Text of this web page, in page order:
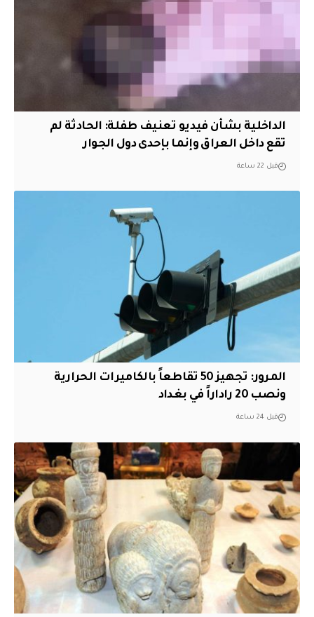
الداخلية بشأن فيديو تعنيف طفلة: الحادثة لم
تقع داخل العراق وإنما بإحدى دول الجوار
قبل 22 ساعة
المرور: تجهيز 50 تقاطعاً بالكاميرات الحرارية
ونصب 20 راداراً في بغداد
قبل 24 ساعة